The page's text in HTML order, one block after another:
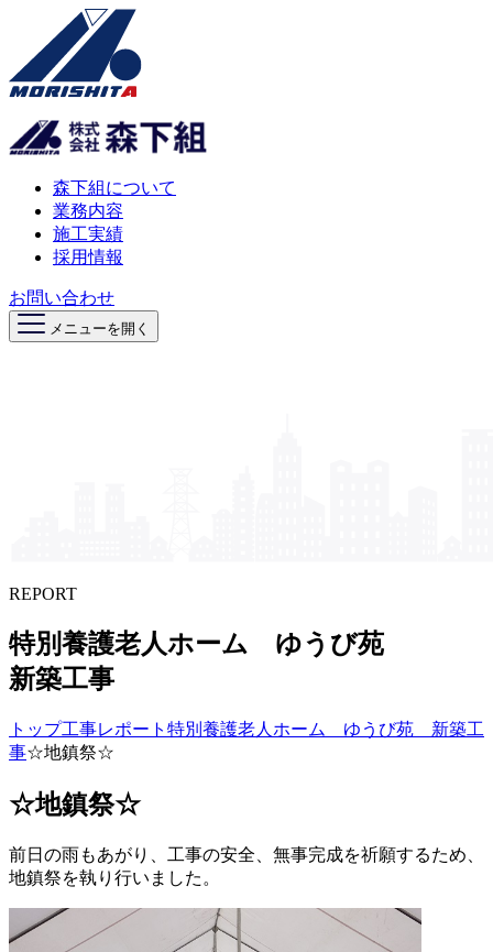
森下組について
業務内容
施工実績
採用情報
お問い合わせ
メニューを開く
REPORT
特別養護老人ホーム ゆう​び苑
新築工事
トップ工事レポート 特別養護老人ホーム ゆうび苑 新築工
事☆地鎮祭☆
☆地鎮祭☆
前日の雨もあがり、工事の安全、無事完成を祈願するため、
地鎮祭を執り行いました。